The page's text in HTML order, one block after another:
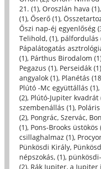
21. (1), Oroszlán hava (1),
(1), Őserő (1),
Őszi nap-éj egyenlőség
Telihold, (1), pálfordulás
Pápalátogatás
(1), Párthus Birodalom
Pegazus (1), Perseidák (1)
angyalok (1), Planétás
Plútó -Mc együttállás (1),
(2), Plútó-Jupiter kvadrát
szembenállás (1),
(2), Pongrác, Szervác,
(1), Pons-Brooks üstökös
csillaghalmaz (1),
Pünkösdi Király,
népszokás, (1),
(2), Rák Jupiter, a